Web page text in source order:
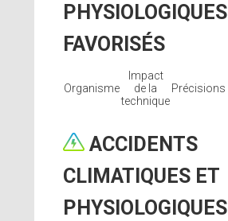
PHYSIOLOGIQUES
FAVORISÉS
Organisme
Impact
de la
technique
Précisions
ACCIDENTS
CLIMATIQUES ET
PHYSIOLOGIQUES